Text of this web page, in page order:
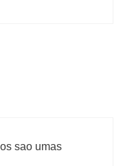
sao umas